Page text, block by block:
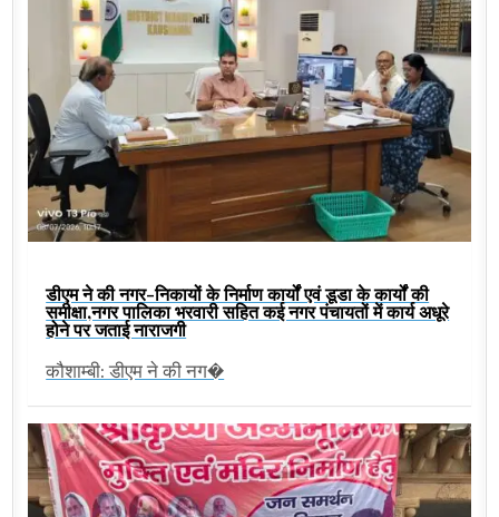
डीएम ने की नगर-निकायों के निर्माण कार्यों एवं डूडा के कार्यों की
समीक्षा,नगर पालिका भरवारी सहित कई नगर पंचायतों में कार्य अधूरे
होने पर जताई नाराजगी
कौशाम्बी: डीएम ने की नग�